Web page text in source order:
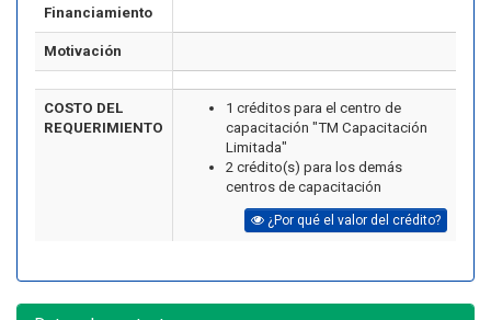
Financiamiento
Motivación
COSTO DEL
REQUERIMIENTO
1 créditos para el centro de
capacitación "TM Capacitación
Limitada"
2 crédito(s) para los demás
centros de capacitación
¿Por qué el valor del crédito?